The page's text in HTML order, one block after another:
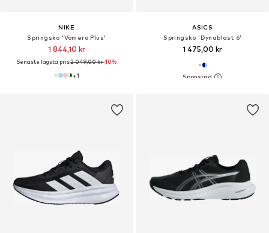
NIKE
Springsko 'Vomero Plus'
1 844,10 kr
Senaste lägsta pris:2 049,00 kr-10%
+1
ASICS
Springsko 'Dynablast 6'
1 475,00 kr